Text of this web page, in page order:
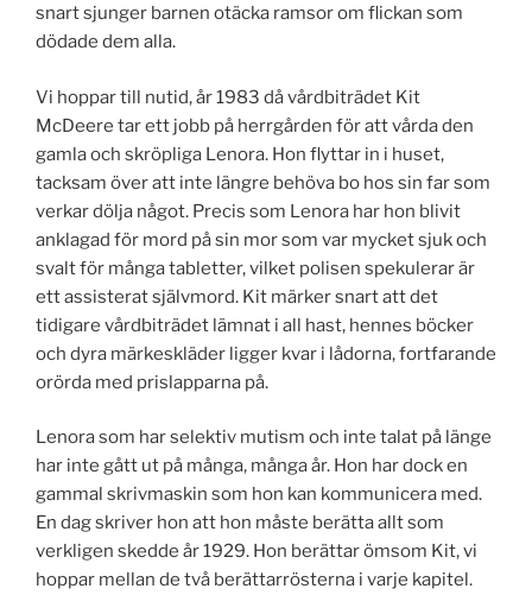
snart sjunger barnen otäcka ramsor om flickan som
dödade dem alla.
Vi hoppar till nutid, år 1983 då vårdbiträdet Kit
McDeere tar ett jobb på herrgården för att vårda den
gamla och skröpliga Lenora. Hon flyttar in i huset,
tacksam över att inte längre behöva bo hos sin far som
verkar dölja något. Precis som Lenora har hon blivit
anklagad för mord på sin mor som var mycket sjuk och
svalt för många tabletter, vilket polisen spekulerar är
ett assisterat självmord. Kit märker snart att det
tidigare vårdbiträdet lämnat i all hast, hennes böcker
och dyra märkeskläder ligger kvar i lådorna, fortfarande
orörda med prislapparna på.
Lenora som har selektiv mutism och inte talat på länge
har inte gått ut på många, många år. Hon har dock en
gammal skrivmaskin som hon kan kommunicera med.
En dag skriver hon att hon måste berätta allt som
verkligen skedde år 1929. Hon berättar ömsom Kit, vi
hoppar mellan de två berättarrösterna i varje kapitel.